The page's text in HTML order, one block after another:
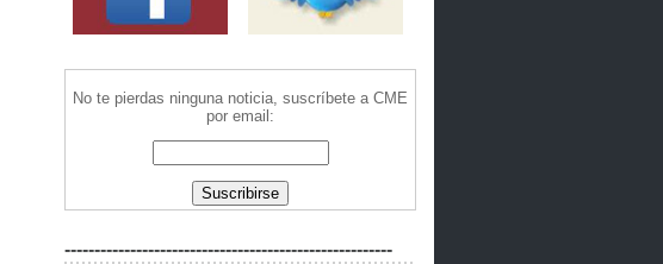
No te pierdas ninguna noticia, suscríbete a CME
por email:
-------------------------------------------------------